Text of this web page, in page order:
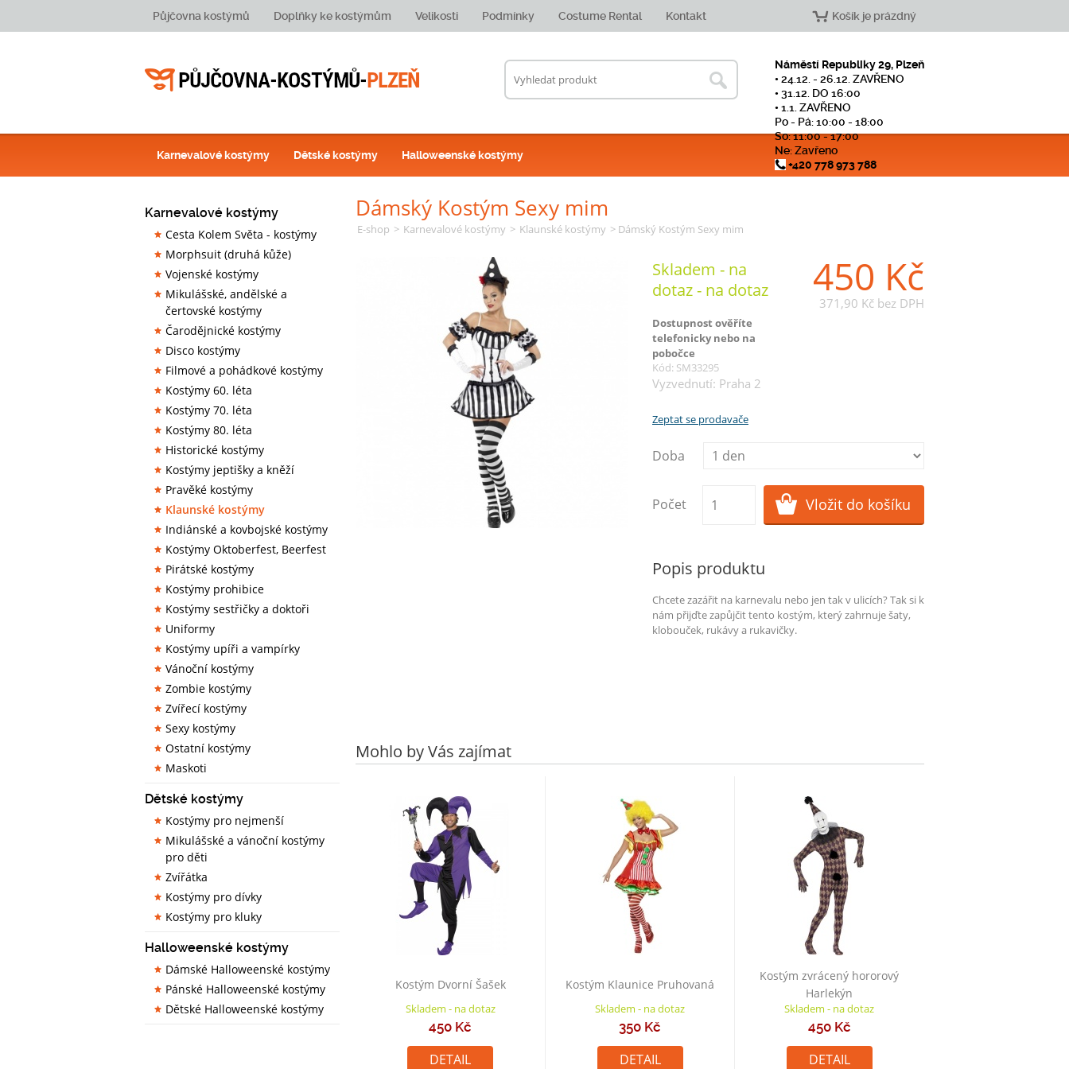
Půjčovna kostýmů Doplňky ke kostýmům Velikosti Podmínky Costume Rental Kontakt Košík je prázdný
Náměstí Republiky 29, Plzeň
• 24.12. - 26.12. ZAVŘENO
• 31.12. DO 16:00
• 1.1. ZAVŘENO
Po - Pá: 10:00 - 18:00
So: 11:00 - 17:00
Ne: Zavřeno
+420 778 973 788
Karnevalové kostýmy Dětské kostýmy Halloweenské kostýmy
Karnevalové kostýmy
Cesta Kolem Světa - kostýmy
Morphsuit (druhá kůže)
Vojenské kostýmy
Mikulášské, andělské a
čertovské kostýmy
Čarodějnické kostýmy
Disco kostýmy
Filmové a pohádkové kostýmy
Kostýmy 60. léta
Kostýmy 70. léta
Kostýmy 80. léta
Historické kostýmy
Kostýmy jeptišky a kněží
Pravěké kostýmy
Klaunské kostýmy
Indiánské a kovbojské kostýmy
Kostýmy Oktoberfest, Beerfest
Pirátské kostýmy
Kostýmy prohibice
Kostýmy sestřičky a doktoři
Uniformy
Kostýmy upíři a vampírky
Vánoční kostýmy
Zombie kostýmy
Zvířecí kostýmy
Sexy kostýmy
Ostatní kostýmy
Maskoti
Dětské kostýmy
Kostýmy pro nejmenší
Mikulášské a vánoční kostýmy
pro děti
Zvířátka
Kostýmy pro dívky
Kostýmy pro kluky
Halloweenské kostýmy
Dámské Halloweenské kostýmy
Pánské Halloweenské kostýmy
Dětské Halloweenské kostýmy
Dámský Kostým Sexy mim
E-shop > Karnevalové kostýmy > Klaunské kostýmy > Dámský Kostým Sexy mim
450 Kč
371,90 Kč bez DPH
Skladem - na
dotaz - na dotaz
Dostupnost ověříte
telefonicky nebo na
pobočce
Kód: SM33295
Vyzvednutí: Praha 2
Zeptat se prodavače
Doba
Počet
Popis produktu
Chcete zazářit na karnevalu nebo jen tak v ulicích? Tak si k
nám přijďte zapůjčit tento kostým, který zahrnuje šaty,
klobouček, rukávy a rukavičky.
Mohlo by Vás zajímat
Kostým Dvorní Šašek
Skladem - na dotaz
450 Kč
DETAIL
Kostým Klaunice Pruhovaná
Skladem - na dotaz
350 Kč
DETAIL
Kostým zvrácený hororový
Harlekýn
Skladem - na dotaz
450 Kč
DETAIL